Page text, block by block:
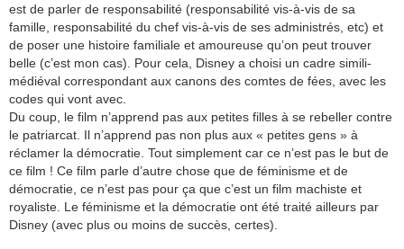
est de parler de responsabilité (responsabilité vis-à-vis de sa
famille, responsabilité du chef vis-à-vis de ses administrés, etc) et
de poser une histoire familiale et amoureuse qu’on peut trouver
belle (c’est mon cas). Pour cela, Disney a choisi un cadre simili-
médiéval correspondant aux canons des comtes de fées, avec les
codes qui vont avec.
Du coup, le film n’apprend pas aux petites filles à se rebeller contre
le patriarcat. Il n’apprend pas non plus aux « petites gens » à
réclamer la démocratie. Tout simplement car ce n’est pas le but de
ce film ! Ce film parle d’autre chose que de féminisme et de
démocratie, ce n’est pas pour ça que c’est un film machiste et
royaliste. Le féminisme et la démocratie ont été traité ailleurs par
Disney (avec plus ou moins de succès, certes).